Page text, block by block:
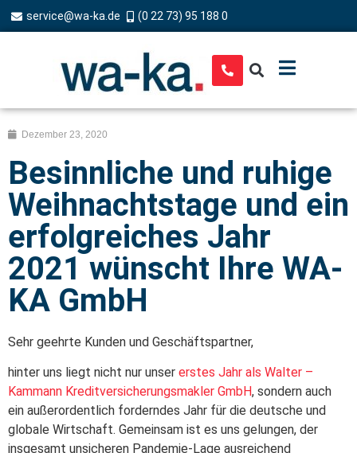
service@wa-ka.de (0 22 73) 95 188 0
Dezember 23, 2020
Besinnliche und ruhige
Weihnachtstage und ein
erfolgreiches Jahr
2021 wünscht Ihre WA-
KA GmbH
Sehr geehrte Kunden und Geschäftspartner,
hinter uns liegt nicht nur unser erstes Jahr als Walter –
Kammann Kreditversicherungsmakler GmbH, sondern auch
ein außerordentlich forderndes Jahr für die deutsche und
globale Wirtschaft. Gemeinsam ist es uns gelungen, der
insgesamt unsicheren Pandemie-Lage ausreichend